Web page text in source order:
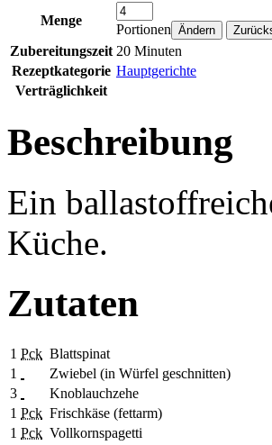
Menge
Portionen
Zubereitungszeit 20 Minuten
Rezeptkategorie Hauptgerichte
Verträglichkeit
Beschreibung
Ein
Küche.
Zutaten
1 Pck Blattspinat
1
Zwiebel (in Würfel geschnitten)
3
Knoblauchzehe
1 Pck Frischkäse (fettarm)
1 Pck Vollkornspagetti